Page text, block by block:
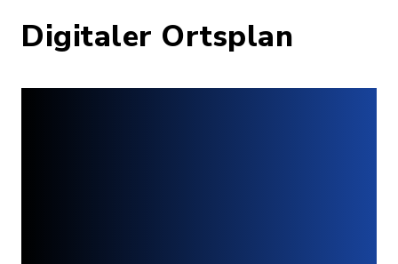
Digitaler Ortsplan